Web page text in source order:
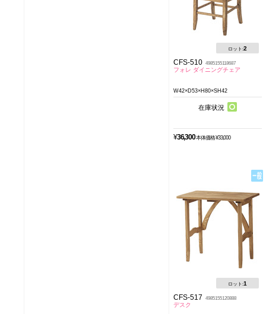
ロット:2
CFS-510 4985155118687
フォレ ダイニングチェア
W42×D53×H80×SH42
在庫状況
¥36,300 本体価格 ¥33,000
ロット:1
CFS-517 4985155120888
デスク